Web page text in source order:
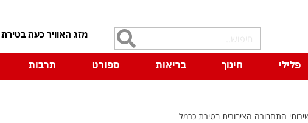
פלילי חינוך בריאות ספורט תרבות
התחבורה הציבורית בטירת כרמל